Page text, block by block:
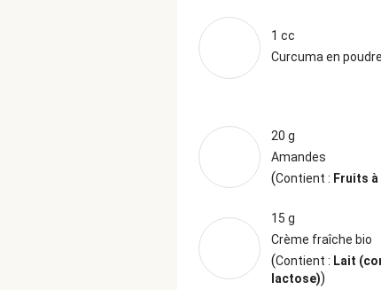
1 cc
Curcuma en poudre
20 g
Amandes
(Contient : Fruits
15 g
Crème fraîche bio
(Contient : Lait
lactose))